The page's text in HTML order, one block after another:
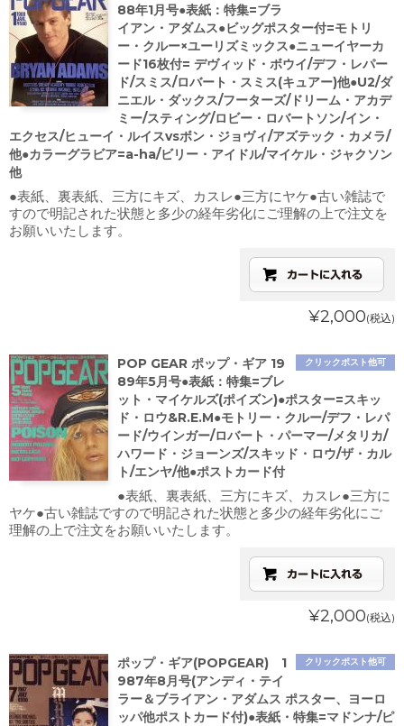
88年1月号●表紙：特集=ブラ
イアン・アダムス●ビッグポスター付=モトリ
ー・クルー×ユーリズミックス●ニューイヤーカ
ード16枚付= デヴィッド・ボウイ/デフ・レパー
ド/スミス/ロバート・スミス(キュアー)他●U2/ダ
ニエル・ダックス/フーターズ/ドリーム・アカデ
ミー/スティング/ロビー・ロバートソン/イン・
エクセス/ヒューイ・ルイスvsボン・ジョヴィ/アズテック・カメラ/
他●カラーグラビア=a-ha/ビリー・アイドル/マイケル・ジャクソン
他
●表紙、裏表紙、三方にキズ、カスレ●三方にヤケ●古い雑誌で
すので明記された状態と多少の経年劣化にご理解の上で注文を
お願いいたします。
¥2,000(税込)
クリックポスト他可
POP GEAR ポップ・ギア 19
89年5月号●表紙：特集=ブレ
ット・マイケルズ(ポイズン)●ポスター=スキッ
ド・ロウ&R.E.M●モトリー・クルー/デフ・レパ
ード/ウインガー/ロバート・パーマー/メタリカ/
ハワード・ジョーンズ/スキッド・ロウ/ザ・カル
ト/エンヤ/他●ポストカード付
●表紙、裏表紙、三方にキズ、カスレ●三方に
ヤケ●古い雑誌ですので明記された状態と多少の経年劣化にご
理解の上で注文をお願いいたします。
¥2,000(税込)
クリックポスト他可
ポップ・ギア(POPGEAR) 1
987年8月号(アンディ・テイ
ラー＆ブライアン・アダムス ポスター、ヨーロ
ッパ他ポストカード付)●表紙・特集=マドンナ/ピ